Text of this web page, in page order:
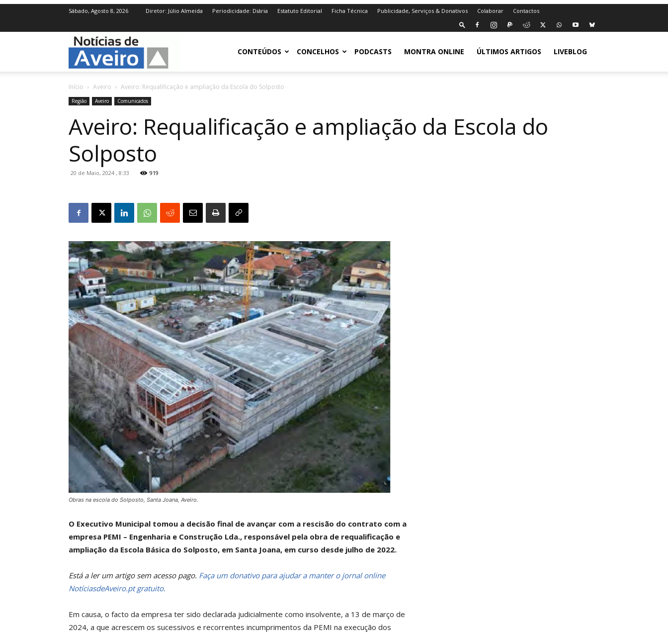
Sábado, Agosto 8, 2026 Diretor: Júlio Almeida Periodicidade: Diária Estatuto Editorial Ficha Técnica Publicidade, Serviços & Donativos Colaborar Contactos
NotíciasdeAveiro.ptCONTEÚDOS CONCELHOS PODCASTS MONTRA ONLINE ÚLTIMOS ARTIGOS LIVEBLOG
Início Aveiro Aveiro: Requalificação e ampliação da Escola do Solposto
Região Aveiro Comunicados
Aveiro: Requalificação e ampliação da Escola do
Solposto
20 de Maio, 2024 , 8:33 919
Obras na escola do Solposto, Santa Joana, Aveiro.
O Executivo Municipal tomou a decisão final de avançar com a rescisão do contrato com a
empresa PEMI – Engenharia e Construção Lda., responsável pela obra de requalificação e
ampliação da Escola Básica do Solposto, em Santa Joana, em curso desde julho de 2022.
Está a ler um artigo sem acesso pago. Faça um donativo para ajudar a manter o jornal online
NotíciasdeAveiro.pt gratuito.
Em causa, o facto da empresa ter sido declarada judicialmente como insolvente, a 13 de março de
2024, a que acrescem os sucessivos e recorrentes incumprimentos da PEMI na execução dos